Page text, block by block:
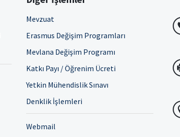
Mevzuat
Erasmus Değişim Programları
Mevlana Değişim Programı
Katkı Payı / Öğrenim Ücreti
Yetkin Mühendislik Sınavı
Denklik İşlemleri
Webmail